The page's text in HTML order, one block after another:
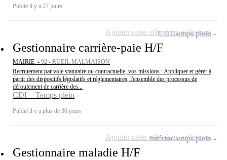
Publié il y a 27 jours
Gestionnaire carrière-paie H/F
MAIRIE - 92 - RUEIL MALMAISON
Recrutement par voie statutaire ou contractuelle, vos missions : Appliquer et gérer à
partir des dispositifs législatifs et réglementaires, l'ensemble des processus de
déroulement de carrière des...
CDI - Temps plein
Publié il y a plus de 30 jours
CDITemps plein
Ajouter cette offre à ma sélection
Gestionnaire maladie H/F
IntérimTemps plein
Ajouter cette offre à ma sélection